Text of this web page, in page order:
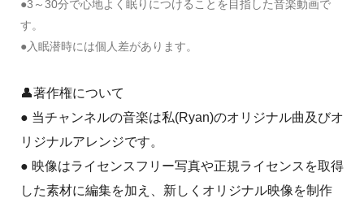
●3～30分で心地よく眠りにつけることを目指した音楽動画で
す。
●入眠潜時には個人差があります。
👤著作権について
● 当チャンネルの音楽は私(Ryan)のオリジナル曲及びオ
リジナルアレンジです。
● 映像はライセンスフリー写真や正規ライセンスを取得
した素材に編集を加え、新しくオリジナル映像を制作